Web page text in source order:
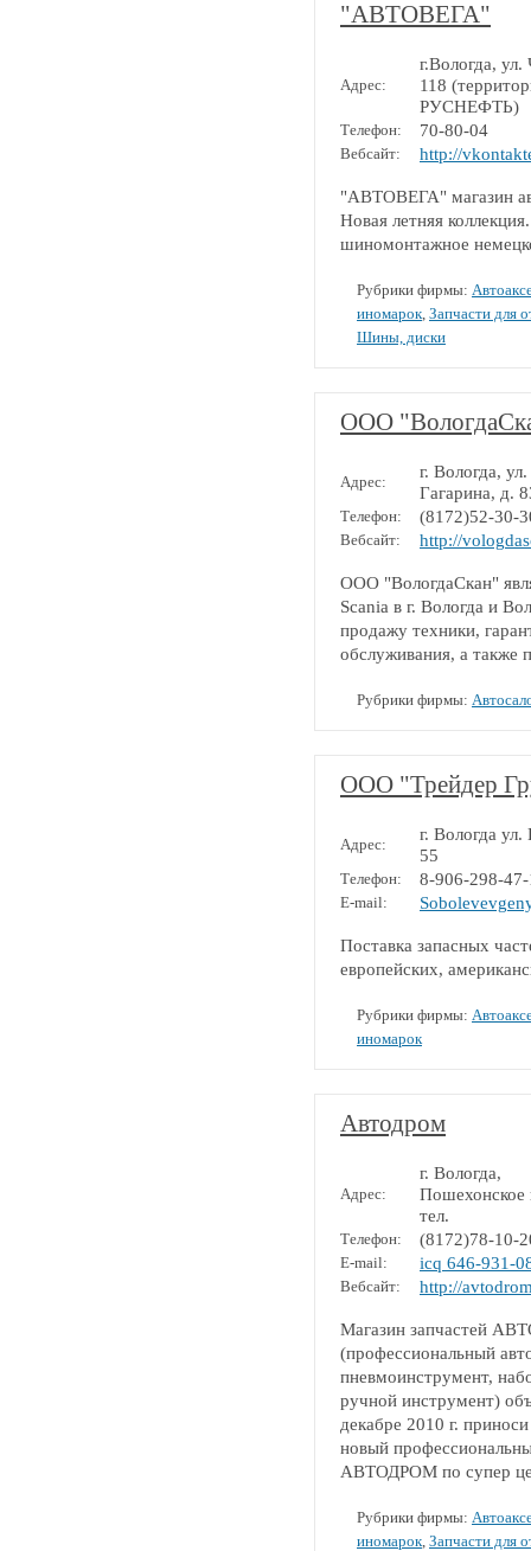
"АВТОВЕГА"
Адрес:
г.Вологда,
118
РУСНЕФТЬ)
Телефон: 70-80-04
Вебсайт: http://
"АВТОВЕГА" магазин
Новая летняя
шиномонтажное
Рубрики фирмы:
иномарок, Запчасти для
Шины, диски
ООО
Адрес:
г. Вологда, ул.
Гагарина, д.
Телефон: (8172)52-30-
Вебсайт: http://
ООО "ВологдаСкан"
Scania в г. Вологда и
продажу техники,
обслуживания, а также
Рубрики фирмы:
ООО "Трейдер
Адрес:
г. Вологда
55
Телефон: 8-906-298-
E-mail:
Поставка запасных
европейских,
Рубрики фирмы:
иномарок
Автодром
Адрес:
г. Вологда,
тел.
Телефон: (8172)78-10-
E-mail: icq 646-931-
Вебсайт: http://
Магазин запчастей
(профессиональный
пневмоинструмент,
ручной инструмент)
декабре 2010 г.
новый
АВТОДРОМ по супер
Рубрики фирмы:
иномарок, Запчасти для